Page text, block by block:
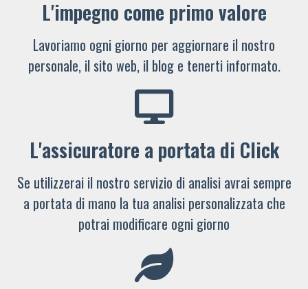
L'impegno come primo valore
Lavoriamo ogni giorno per aggiornare il nostro
personale, il sito web, il blog e tenerti informato.
L'assicuratore a portata di Click
Se utilizzerai il nostro servizio di analisi avrai sempre
a portata di mano la tua analisi personalizzata che
potrai modificare ogni giorno